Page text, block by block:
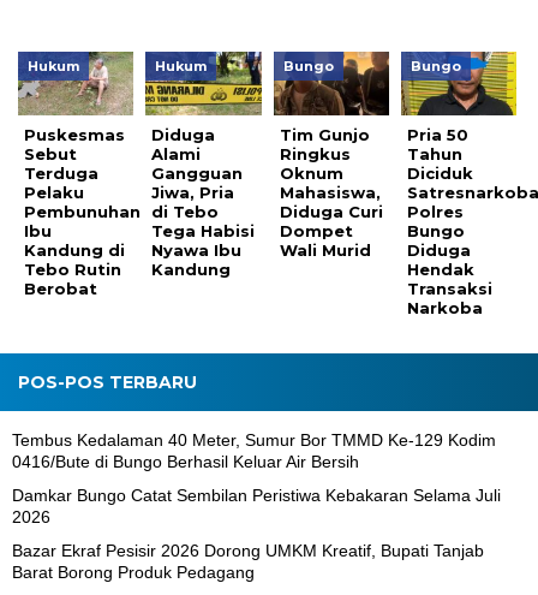
Hukum
Puskesmas
Sebut
Terduga
Pelaku
Pembunuhan
Ibu
Kandung di
Tebo Rutin
Berobat
Hukum
Diduga
Alami
Gangguan
Jiwa, Pria
di Tebo
Tega Habisi
Nyawa Ibu
Kandung
Bungo
Tim Gunjo
Ringkus
Oknum
Mahasiswa,
Diduga Curi
Dompet
Wali Murid
Bungo
Pria 50
Tahun
Diciduk
Polres
Bungo
Diduga
Hendak
Transaksi
Narkoba
POS-POS TERBARU
Tembus Kedalaman 40 Meter, Sumur Bor TMMD Ke-129 Kodim
0416/Bute di Bungo Berhasil Keluar Air Bersih
Damkar Bungo Catat Sembilan Peristiwa Kebakaran Selama Juli
2026
Bazar Ekraf Pesisir 2026 Dorong UMKM Kreatif, Bupati Tanjab
Barat Borong Produk Pedagang